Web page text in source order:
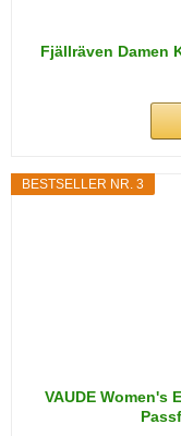
Fjällräven Damen
BESTSELLER NR. 3
VAUDE Women's